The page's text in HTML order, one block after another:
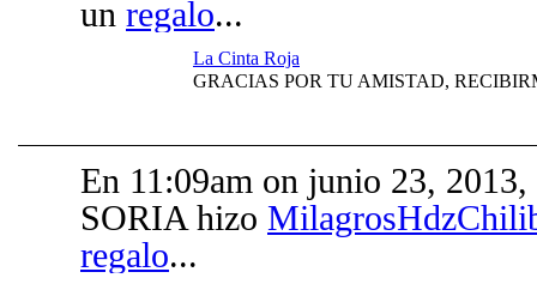
un regalo...
La Cinta Roja
GRACIAS POR TU AMISTAD,
En 11:09am on junio 23,
SORIA hizo
regalo...